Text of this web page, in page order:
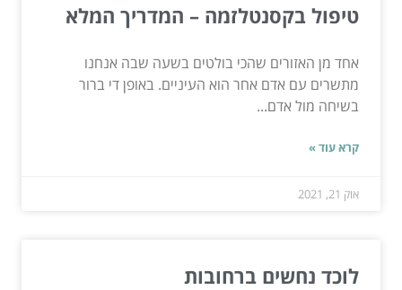
טיפול בקסנטלזמה – המדריך המלא
אחד מן האזורים שהכי בולטים בשעה שבה אנחנו
מתשרים עם אדם אחר הוא העיניים. באופן די ברור
בשיחה מול אדם...
קרא עוד »
אוק 21, 2021
לוכד נחשים ברחובות